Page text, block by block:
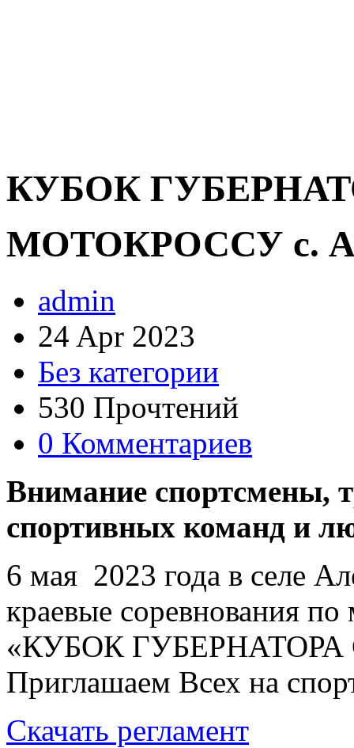
КУБОК
МОТОКРОССУ с.
admin
24 Apr 2023
Без категории
530 Прочтений
0 Комментариев
Внимание спортсмены,
спортивных команд и
6 мая 2023 года в селе
краевые соревнования
«КУБОК
Приглашаем Всех на
Скачать регламент